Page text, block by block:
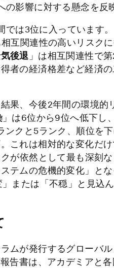
影響に対する懸念を反
では3位に入っています
互関連性の高いリスク
後退 」は相互関連性で
者の経済格差など経済の
果、今後2年間の環境的
」は6位から9位へ低下し
ンクと5ランク、順位を
これは相対的な変化だ
が依然として最も深刻
テムの危機的変化」と
または「不穏」と見込
ムが発行するグローバ
告書は、アカデミアと